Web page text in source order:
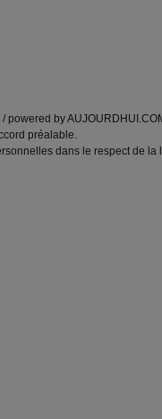
powered by
préalable.
dans le respect de